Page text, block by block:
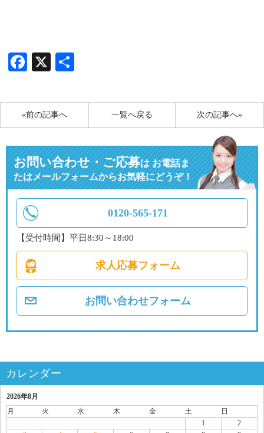
Facebook
X
«前の記事へ 次の記事へ»
一覧へ戻る
お問い合わせ・ご応募はお電話ま
たはメールフォームからお気軽にどうぞ！
0120-565-171
【受付時間】平日8:30～18:00
求人応募フォーム
お問い合わせフォーム
カレンダー
2026年8月
月
火 水 木 金 土
日
1
2